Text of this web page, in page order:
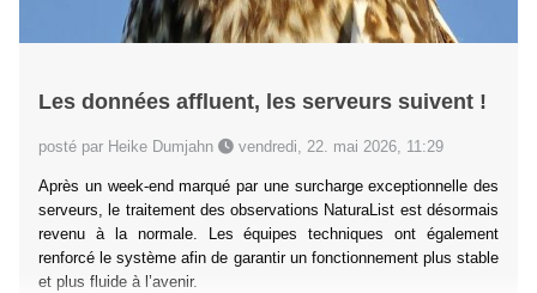
Les données affluent, les serveurs suivent !
posté par Heike Dumjahn vendredi, 22. mai 2026, 11:29
Après un week-end marqué par une surcharge exceptionnelle des
serveurs, le traitement des observations NaturaList est désormais
revenu à la normale. Les équipes techniques ont également
renforcé le système afin de garantir un fonctionnement plus stable
et plus fluide à l’avenir.